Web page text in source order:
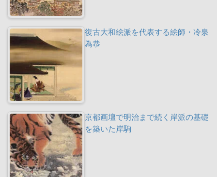
復古大和絵派を代表する絵師・冷泉
為恭
京都画壇で明治まで続く岸派の基礎
を築いた岸駒